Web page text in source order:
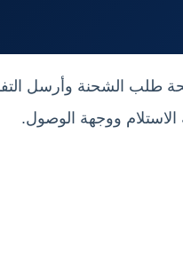
الشحنة وأرسل
ووجهة الوصول.